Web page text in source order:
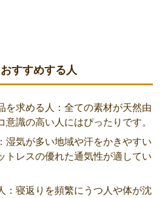
すすめする人
を求める人：全ての素材が天然由
識の高い人にはぴったりです。
湿気が多い地域や汗をかきやすい
トレスの優れた通気性が適してい
：寝返りを頻繁にうつ人や体が沈